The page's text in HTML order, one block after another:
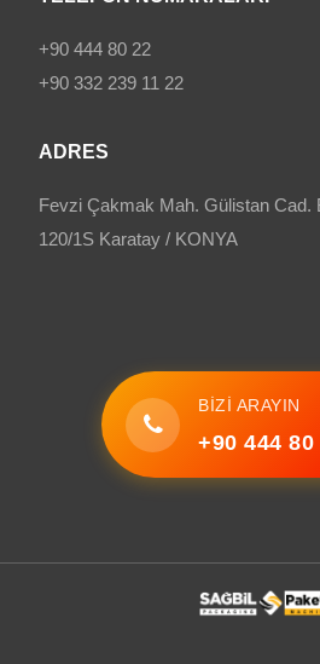
+90 444 80 22
+90 332 239 11 22
ADRES
Fevzi Çakmak Mah. Gülistan Cad.
120/1S Karatay / KONYA
BIZI ARAYIN
+90 444 80